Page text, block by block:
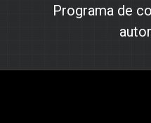
Programa de